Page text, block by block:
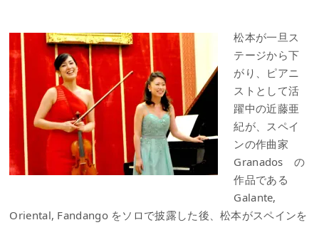
松本が一旦ス
テージから下
がり、ピアニ
ストとして活
躍中の近藤亜
紀が、スペイ
ンの作曲家
Granados の
作品である
Galante,
Oriental, Fandango をソロで披露した後、松本がスペインを